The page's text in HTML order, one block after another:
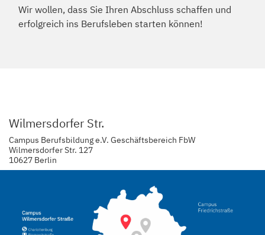
Wir wollen, dass Sie Ihren Abschluss schaffen und
erfolgreich ins Berufsleben starten können!
Wilmersdorfer Str.
Campus Berufsbildung e.V. Geschäftsbereich FbW
Wilmersdorfer Str. 127
10627 Berlin